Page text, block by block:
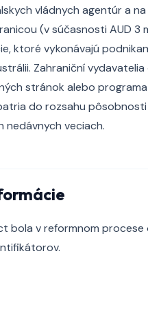
vládnych agentúr a
(v súčasnosti AUD 3
ktoré vykonávajú
Zahraniční
stránok alebo
do rozsahu pôsobnosti
veciach.
bola v reformnom procese